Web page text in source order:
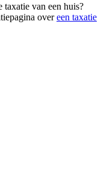
taxatie van een huis?
overeen taxatie